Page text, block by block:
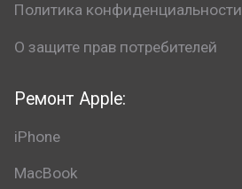
Ремонт Apple:
iPhone
MacBook
Политика конфиденциальности
О защите прав потребителей